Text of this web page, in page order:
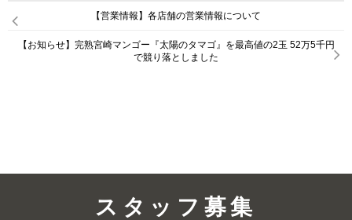
【営業情報】各店舗の営業情報について
【お知らせ】完熟宮崎マンゴー『太陽のタマゴ』を最高値の2玉 52万5千円
で競り落としました
スタッフ募集